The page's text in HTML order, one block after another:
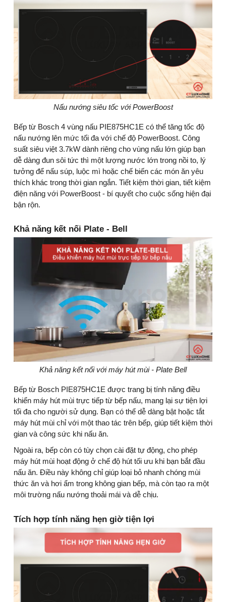
Nấu nướng siêu tốc với PowerBoost
Bếp từ Bosch 4 vùng nấu PIE875HC1E có thể tăng tốc độ
nấu nướng lên mức tối đa với chế độ PowerBoost. Công
suất siêu việt 3.7kW dành riêng cho vùng nấu lớn giúp bạn
dễ dàng đun sôi tức thì một lượng nước lớn trong nồi to, lý
tưởng để nấu súp, luộc mì hoặc chế biến các món ăn yêu
thích khác trong thời gian ngắn. Tiết kiệm thời gian, tiết kiệm
điện năng với PowerBoost - bí quyết cho cuộc sống hiện đại
bận rộn.
Khả năng kết nối Plate - Bell
Khả năng kết nối với máy hút mùi - Plate Bell
Bếp từ Bosch PIE875HC1E được trang bị tính năng điều
khiển máy hút mùi trực tiếp từ bếp nấu, mang lại sự tiện lợi
tối đa cho người sử dụng. Bạn có thể dễ dàng bật hoặc tắt
máy hút mùi chỉ với một thao tác trên bếp, giúp tiết kiệm thời
gian và công sức khi nấu ăn.
Ngoài ra, bếp còn có tùy chọn cài đặt tự động, cho phép
máy hút mùi hoạt động ở chế độ hút tối ưu khi bạn bắt đầu
nấu ăn. Điều này không chỉ giúp loại bỏ nhanh chóng mùi
thức ăn và hơi ẩm trong không gian bếp, mà còn tạo ra một
môi trường nấu nướng thoải mái và dễ chịu.
Tích hợp tính năng hẹn giờ tiện lợi